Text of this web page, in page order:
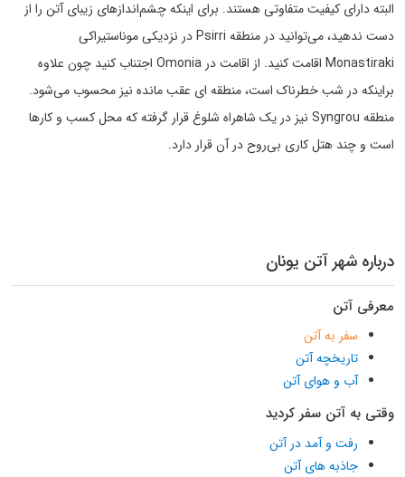
البته دارای کیفیت متفاوتی هستند. برای اینکه چشم‌اندازهای زیبای آتن را از
دست ندهید، می‌توانید در منطقه Psirri در نزدیکی موناستیراکی
Monastiraki اقامت کنید. از اقامت در Omonia اجتناب کنید چون علاوه
براینکه در شب خطرناک است، منطقه ای عقب مانده نیز محسوب می‌شود.
منطقه Syngrou نیز در یک شاهراه شلوغ قرار گرفته که محل کسب و کارها
است و چند هتل کاری بی‌روح در آن قرار دارد.
درباره شهر آتن یونان
معرفی آتن
سفر به آتن
تاریخچه آتن
آب و هوای آتن
وقتی به آتن سفر کردید
رفت و آمد در آتن
جاذبه های آتن